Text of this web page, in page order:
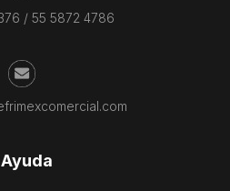
/ 55 5872 4786
Ayuda